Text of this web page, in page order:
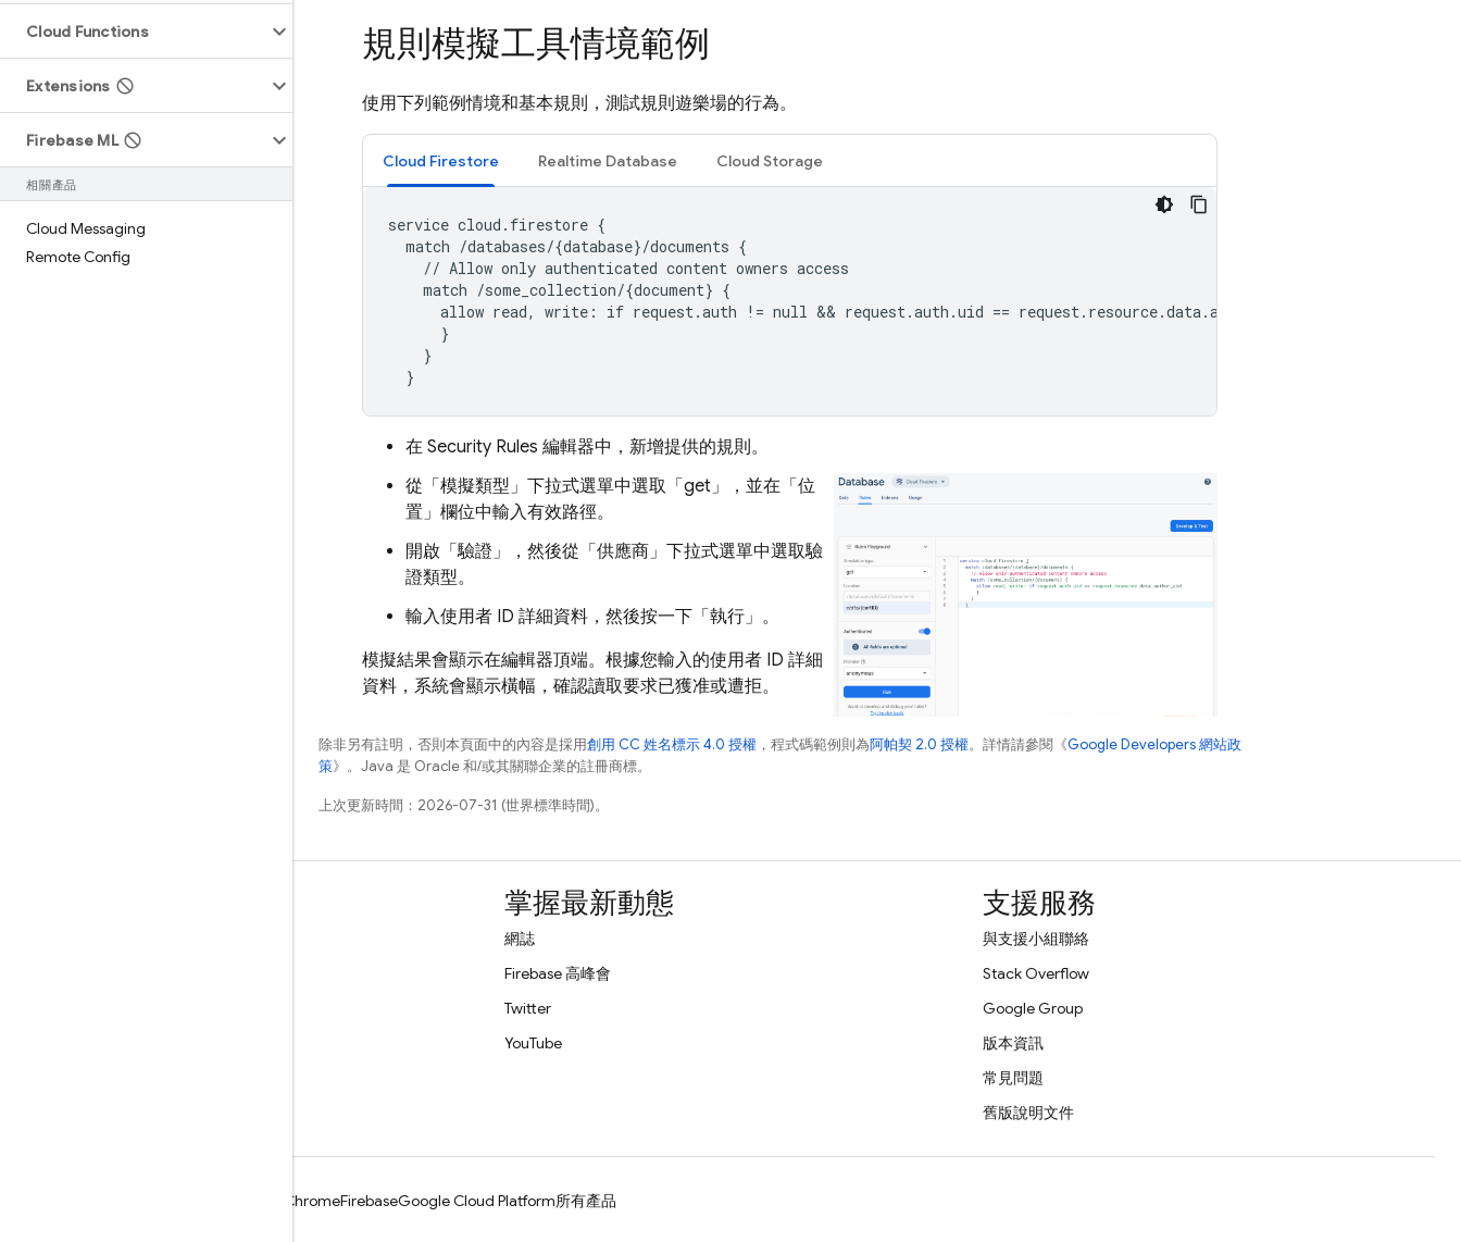
Cloud Functions
Extensions
Firebase ML
相關產品
Cloud Messaging
Remote Config
規則模擬工具情境範例
使用下列範例情境和基本規則，測試規則遊樂場的行為。
Cloud Firestore Realtime Database Cloud Storage
service cloud.firestore {
  match /databases/{database}/documents {
    // Allow only authenticated content owners access
    match /some_collection/{document} {
      allow read, write: if request.auth != null && request.auth.uid == request.resource.data.author_uid
      }
    }
在 Security Rules 編輯器中，新增提供的規則。
從「模擬類型」 下拉式選單中選取「get」
，並在「位
置」 欄位中輸入有效路徑。
開啟「驗證」
，然後從「供應商」 下拉式選單中選取驗
證類型。
輸入使用者 ID 詳細資料，然後按一下「執行」 。
模擬結果會顯示在編輯器頂端。根據您輸入的使用者 ID 詳細
資料，系統會顯示橫幅，確認讀取要求已獲准或遭拒。
除非另有註明，否則本頁面中的內容是採用創用 CC 姓名標示 4.0 授權 ，程式碼範例則為阿帕契 2.0 授權。詳情請參閱《Google Developers 網站政
策》。Java 是 Oracle 和/或其關聯企業的註冊商標。
上次更新時間：2026-07-31 (世界標準時間)。
掌握最新動態
網誌
Firebase 高峰會
Twitter
YouTube
支援服務
與支援小組聯絡
Stack Overflow
Google Group
版本資訊
常見問題
舊版說明文件
ChromeFirebaseGoogle Cloud Platform所有產品